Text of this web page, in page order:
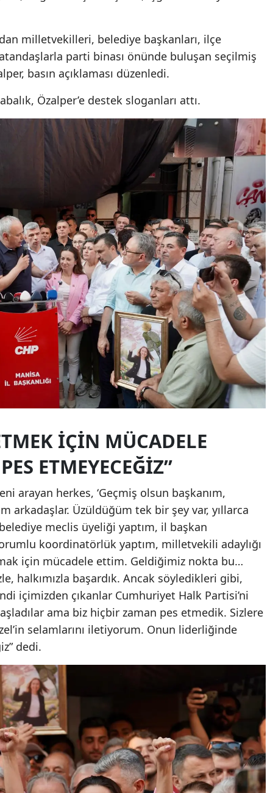
milletvekilleri, belediye başkanları, ilçe
parti binası önünde buluşan seçilmiş
basın açıklaması düzenledi.
Özalper’e destek sloganları attı.
İÇİN MÜCADELE
ETMEYECEĞİZ”
arayan herkes, ‘Geçmiş olsun başkanım,
arkadaşlar. Üzüldüğüm tek bir şey var, yıllarca
meclis üyeliği yaptım, il başkan
koordinatörlük yaptım, milletvekili adaylığı
için mücadele ettim. Geldiğimiz nokta bu…
halkımızla başardık. Ancak söyledikleri gibi,
içimizden çıkanlar Cumhuriyet Halk Partisi’ni
ama biz hiçbir zaman pes etmedik. Sizlere
selamlarını iletiyorum. Onun liderliğinde
dedi.